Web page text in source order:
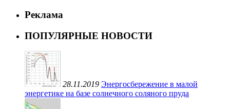
Реклама
ПОПУЛЯРНЫЕ НОВОСТИ
28.11.2019 Энергосбережение в малой
энергетике на базе солнечного соляного пруда